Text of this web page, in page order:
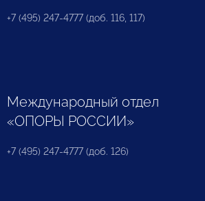
+7 (495) 247-4777 (доб. 116, 117)
Международный отдел
«ОПОРЫ РОССИИ»
+7 (495) 247-4777 (доб. 126)